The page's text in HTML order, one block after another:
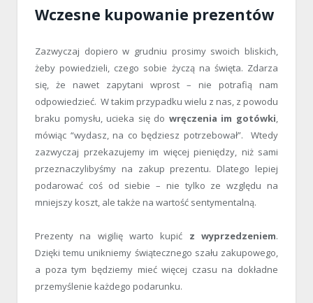
Wczesne kupowanie prezentów
Zazwyczaj dopiero w grudniu prosimy swoich bliskich,
żeby powiedzieli, czego sobie życzą na święta. Zdarza
się, że nawet zapytani wprost – nie potrafią nam
odpowiedzieć. W takim przypadku wielu z nas, z powodu
braku pomysłu, ucieka się do wręczenia im gotówki
mówiąc “wydasz, na co będziesz potrzebował”. Wtedy
zazwyczaj przekazujemy im więcej pieniędzy, niż sami
przeznaczylibyśmy na zakup prezentu. Dlatego lepiej
podarować coś od siebie – nie tylko ze względu na
mniejszy koszt, ale także na wartość sentymentalną.
Prezenty na wigilię warto kupić z wyprzedzeniem.
Dzięki temu unikniemy świątecznego szału zakupowego,
a poza tym będziemy mieć więcej czasu na dokładne
przemyślenie każdego podarunku.